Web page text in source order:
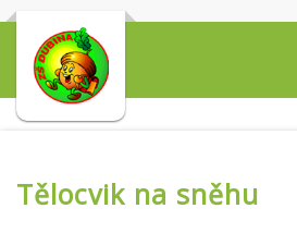
Tělocvik na sněhu